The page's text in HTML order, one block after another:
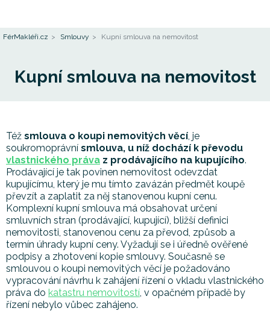
FérMakléři.cz Smlouvy Kupní smlouva na nemovitost
Kupní smlouva na nemovitost
Též smlouva o koupi nemovitých věcí, je
soukromoprávní smlouva, u níž dochází k převodu
vlastnického práva z prodávajícího na kupujícího.
Prodávající je tak povinen nemovitost odevzdat
kupujícímu, který je mu tímto zavázán předmět koupě
převzít a zaplatit za něj stanovenou kupní cenu.
Komplexní kupní smlouva má obsahovat určení
smluvních stran (prodávající, kupující), bližší definici
nemovitosti, stanovenou cenu za převod, způsob a
termín úhrady kupní ceny. Vyžadují se i úředně ověřené
podpisy a zhotovení kopie smlouvy. Současně se
smlouvou o koupi nemovitých věcí je požadováno
vypracování návrhu k zahájení řízení o vkladu vlastnického
práva do katastru nemovitostí, v opačném případě by
řízení nebylo vůbec zahájeno.